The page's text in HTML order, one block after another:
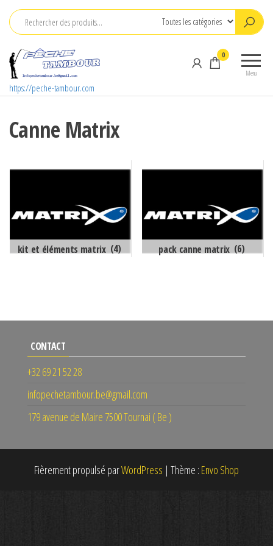
Aller
https://peche-tambour.com
Menu
0
Canne Matrix
kit et éléments matrix (4) pack canne matrix (6)
CONTACT
+32 69 21 52 28
infopechetambour.be@gmail.com
179 avenue de Maire 7500 Tournai ( Be )
Fièrement propulsé parWordPress | Thème : Envo Shop